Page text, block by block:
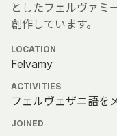
としたフェルヴァミ
創作しています。
LOCATION
Felvamy
ACTIVITIES
フェルヴェザニ語を
JOINED